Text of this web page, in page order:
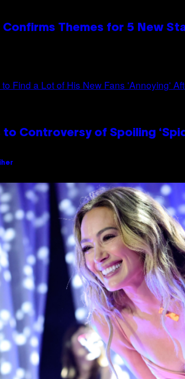
Themes for 5 New
Controversy of Spoiling